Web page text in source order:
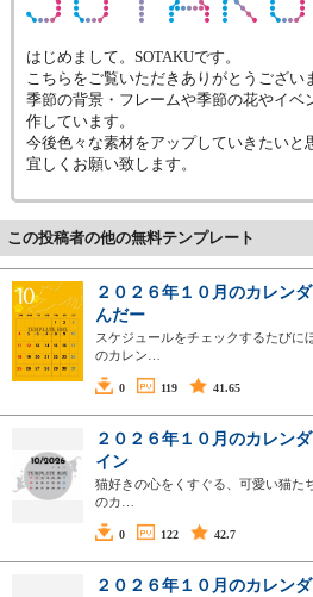
はじめまして。SOTAKUです。
こちらをご覧いただきありがとうござい
季節の背景・フレームや季節の花やイベ
作しています。
今後色々な素材をアップしていきたいと
宜しくお願い致します。
この投稿者の他の無料テンプレート
２０２６年１０月のカレン
んだー
スケジュールをチェックするたびに
のカレン…
0 119 41.65
２０２６年１０月のカレン
イン
猫好きの心をくすぐる、可愛い猫た
のカ…
0 122 42.7
２０２６年１０月のカレン